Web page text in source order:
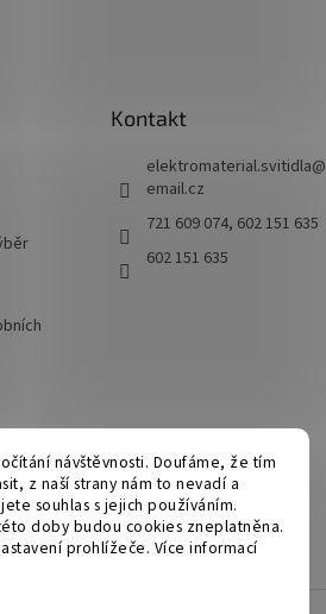
návštěvnosti. Doufáme, že tím
z naší strany nám to nevadí a
souhlas s jejich používáním.
doby budou cookies zneplatněna.
prohlížeče. Více informací
Kontakt
elektromaterial.svitidla@
email.cz
721 609 074, 602 151 635
602 151 635